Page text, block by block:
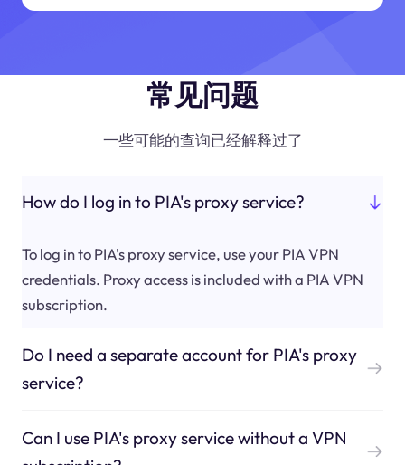
常见问题
一些可能的查询已经解释过了
How do I log in to PIA's proxy service?
To log in to PIA's proxy service, use your PIA VPN
credentials. Proxy access is included with a PIA VPN
subscription.
Do I need a separate account for PIA's proxy
service?
Can I use PIA's proxy service without a VPN